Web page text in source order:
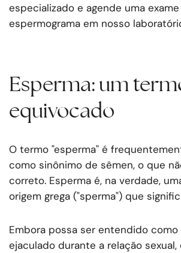
especializado e agende uma
espermograma em nosso
Esperma: um
equivocado
O termo "esperma" é
como sinônimo de sêmen, o que
correto. Esperma é, na verdade,
origem grega ("sperma") que
Embora possa ser entendido
ejaculado durante a relação